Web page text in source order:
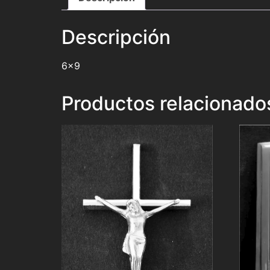
Descripción
6×9
Productos